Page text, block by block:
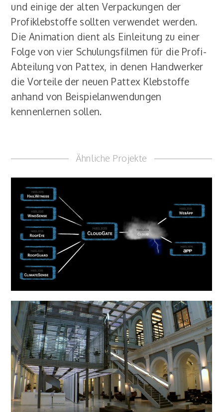
und einige der alten Verpackungen der
Profiklebstoffe sollten verwendet werden.
Die Animation dient als Einleitung zu einer
Folge von vier Schulungsfilmen für die Profi-
Abteilung von Pattex, in denen Handwerker
die Vorteile der neuen Pattex Klebstoffe
anhand von Beispielanwendungen
kennenlernen sollen.
Ähnliche Projekte